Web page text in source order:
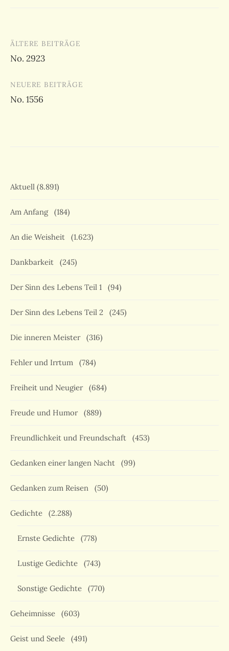
Beitragsnavigation
ÄLTERE BEITRÄGE
No. 2923
NEUERE BEITRÄGE
No. 1556
Aktuell (8.891)
Am Anfang (184)
An die Weisheit (1.623)
Dankbarkeit (245)
Der Sinn des Lebens Teil 1 (94)
Der Sinn des Lebens Teil 2 (245)
Die inneren Meister (316)
Fehler und Irrtum (784)
Freiheit und Neugier (684)
Freude und Humor (889)
Freundlichkeit und Freundschaft (453)
Gedanken einer langen Nacht (99)
Gedanken zum Reisen (50)
Gedichte (2.288)
Ernste Gedichte (778)
Lustige Gedichte (743)
Sonstige Gedichte (770)
Geheimnisse (603)
Geist und Seele (491)